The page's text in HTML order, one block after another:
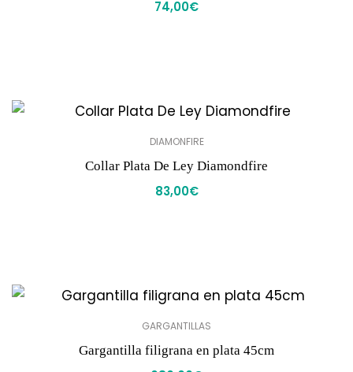
74,00€
DIAMONFIRE
Collar Plata De Ley Diamondfire
83,00€
GARGANTILLAS
Gargantilla filigrana en plata 45cm